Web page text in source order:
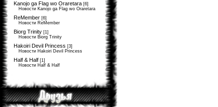
Kanojo ga Flag wo Oraretara [6]
Новости Kanojo ga Flag wo Oraretara
ReMember [6]
Новости ReMember
Biorg Trinity [1]
Новости Biorg Trinity
Hakoiri Devil Princess [3]
Новости Hakoiri Devil Princess
Half & Half [1]
Новости Half & Half